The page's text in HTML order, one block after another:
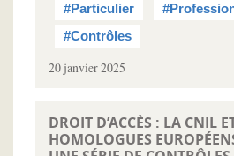
#Particulier
#Contrôles
20 janvier 2025
DROIT D’ACCÈS : LA CNIL
HOMOLOGUES